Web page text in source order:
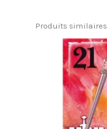
Produits similaires